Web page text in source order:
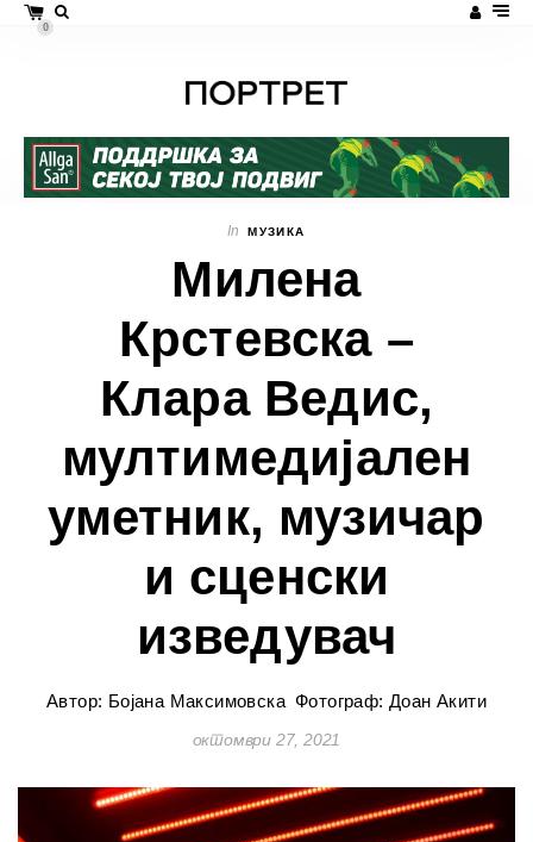
0
In МУЗИКА
Милена
Крстевска –
Клара Ведис,
мултимедијален
уметник, музичар
и сценски
изведувач
Автор: Бојана Максимовска Фотограф: Доан Акити
октомври 27, 2021